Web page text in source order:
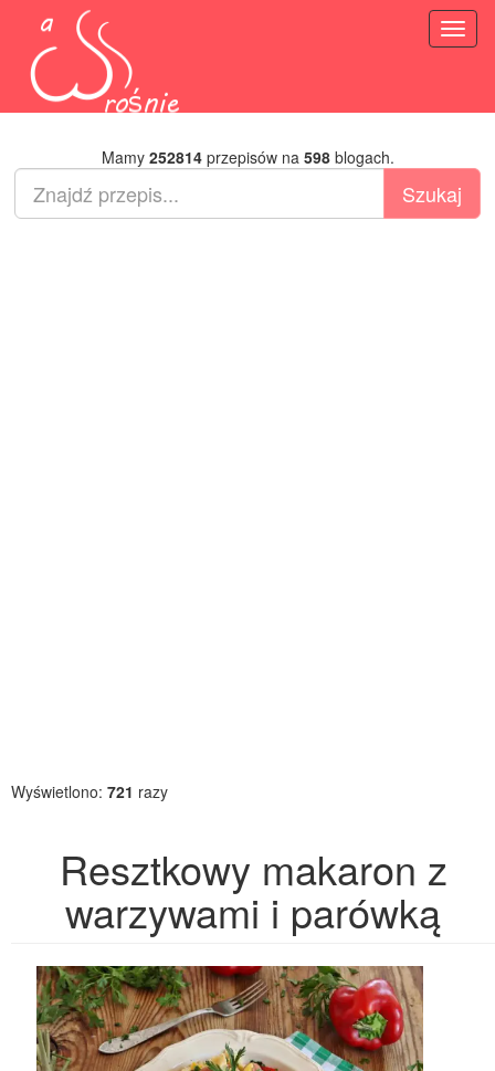
Mamy 252814przepisów na 598blogach.
Wyświetlono: 721 razy
Resztkowy makaron z
warzywami i parówką